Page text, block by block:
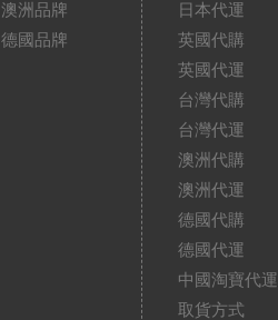
澳洲品牌
德國品牌
日本代運
英國代購
英國代運
台灣代購
台灣代運
澳洲代購
澳洲代運
德國代購
德國代運
中國淘寶代運
取貨方式